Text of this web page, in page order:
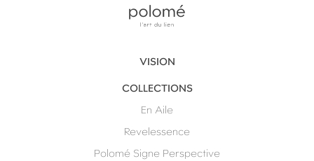
VISION
COLLECTIONS
En Aile
Revelessence
Polomé Signe Perspective